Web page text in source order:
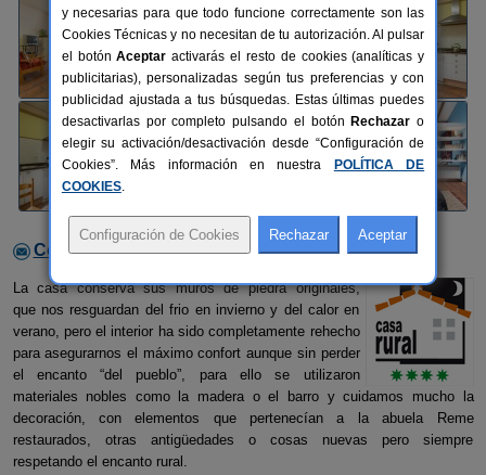
Contactar con el alojamiento
La casa conserva sus muros de piedra originales,
que nos resguardan del frio en invierno y del calor en
verano, pero el interior ha sido completamente rehecho
para asegurarnos el máximo confort aunque sin perder
el encanto “del pueblo”, para ello se utilizaron
materiales nobles como la madera o el barro y cuidamos mucho la
decoración, con elementos que pertenecían a la abuela Reme
restaurados, otras antigüedades o cosas nuevas pero siempre
respetando el encanto rural.
y necesarias para que todo funcione correctamente son las
Cookies Técnicas y no necesitan de tu autorización. Al pulsar
el botónAceptar activarás el resto de cookies (analíticas y
publicitarias), personalizadas según tus preferencias y con
publicidad ajustada a tus búsquedas. Estas últimas puedes
desactivarlas por completo pulsando el botón Rechazar o
elegir su activación/desactivación desde “Configuración de
Cookies”. Más información en nuestra
POLÍTICA DE
COOKIES.